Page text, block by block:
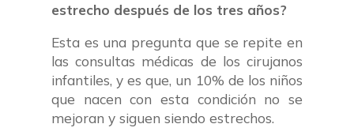
estrecho después de los tres años?
Esta es una pregunta que se repite en
las consultas médicas de los cirujanos
infantiles, y es que, un 10% de los niños
que nacen con esta condición no se
mejoran y siguen siendo estrechos.